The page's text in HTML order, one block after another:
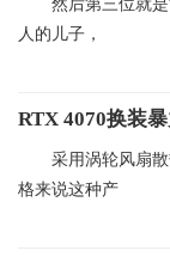
然后第三位就
人的儿子，
采用涡轮风扇
格来说这种产